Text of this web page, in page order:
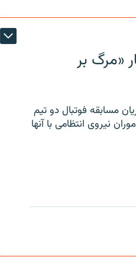
«مرگ بر
مسابقه فوتبال دو تیم
نیروی انتظامی با آنها